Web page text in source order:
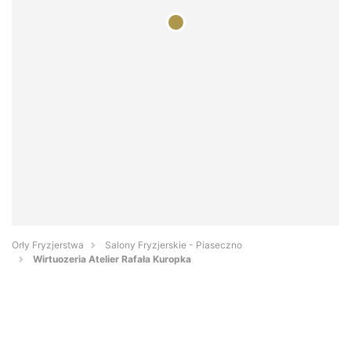
Orły Fryzjerstwa
Salony Fryzjerskie - Piaseczno
Wirtuozeria Atelier Rafała Kuropka